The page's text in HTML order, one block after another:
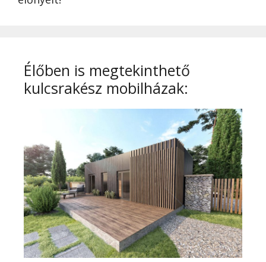
Élőben is megtekinthető
kulcsrakész mobilházak: